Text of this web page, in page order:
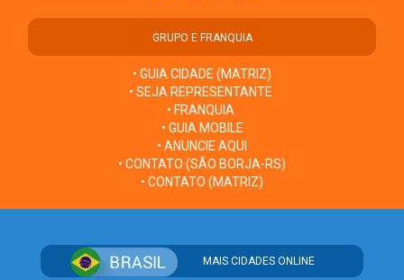
GRUPO E FRANQUIA
• GUIA CIDADE (MATRIZ)
• SEJA REPRESENTANTE
• FRANQUIA
• GUIA MOBILE
• ANUNCIE AQUI
• CONTATO (SÃO BORJA-RS)
• CONTATO (MATRIZ)
MAIS CIDADES ONLINE